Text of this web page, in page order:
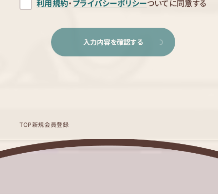
利用規約・プライバシーポリシーついてに同意する
入力内容を確認する
TOP新規会員登録